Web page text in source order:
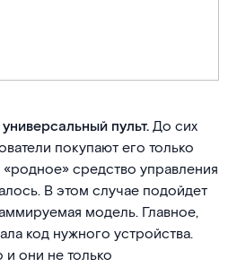
пульт.До сих
покупают его только
«родное» средство управления
В этом случае подойдет
модель. Главное,
код нужного устройства.
и они не только